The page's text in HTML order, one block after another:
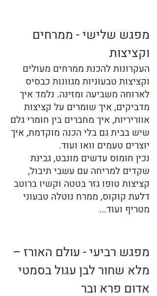
מפגש שלישי- ממרחים
וקציצות
העקרונות להכנת ממרחים מעולים
וקציצות טבעוניות מגוונות כבסיס
לארוחה משביעה ומזינה. נלמד איך
מדביקים, איך שומרים על קציצות
אווריריות, איך מחברים בין חומרי גלם
שיש בבית גם בלי הכנה מוקדמת, איך
יוצרים טעמים וואו ועוד.
נכין חומוס עדשים מונבט, גבינת
שקדים למריחה עם עשבי תיבול,
קציצות טופו גזר בטטה וקשיו ברוטב
דלעת קוקוס, ממרח נוטלה טבעוני
מטריף ועוד...
מפגש רביעי - עולם האורז –
מלא שחור לבן עגול בסמטי
אדום פרא ובר